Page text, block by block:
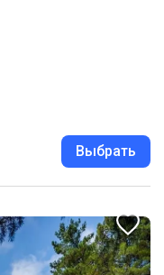
Выбрать